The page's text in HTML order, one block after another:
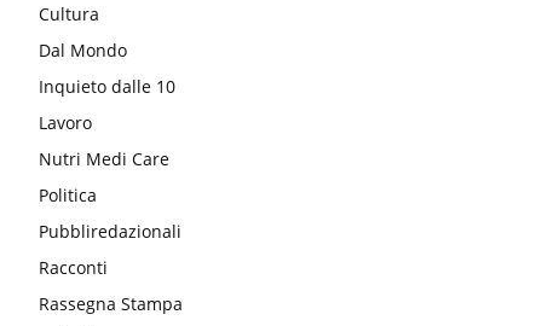
Cultura
Dal Mondo
Inquieto dalle 10
Lavoro
Nutri Medi Care
Politica
Pubbliredazionali
Racconti
Rassegna Stampa